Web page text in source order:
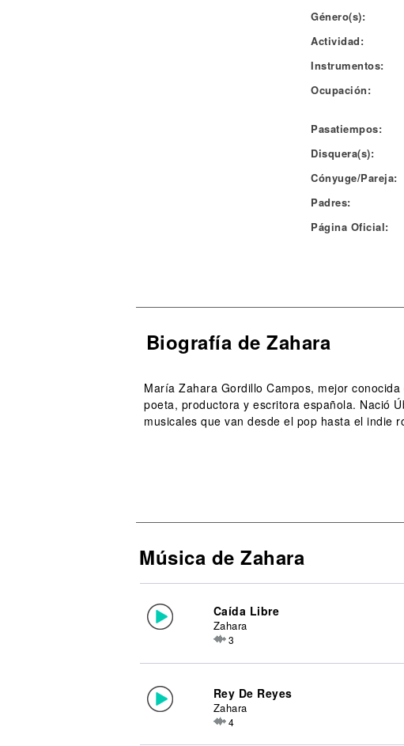
Género(s):
Actividad:
Instrumentos:
Ocupación:
Pasatiempos:
Disquera(s):
Cónyuge/Pareja:
Padres:
Página Oficial:
Biografía de Zahara
María Zahara Gordillo Campos, mejor
poeta, productora y escritora española. Nació
musicales que van desde el pop hasta el indie
Música de Zahara
Caída Libre
Zahara
3
Rey De Reyes
Zahara
4